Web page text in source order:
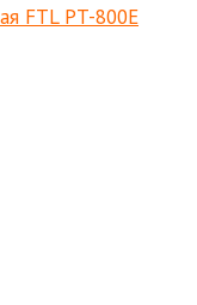
FTL PT-800E